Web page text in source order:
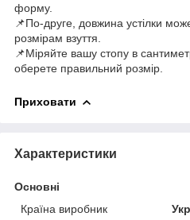
форму.
📌По-друге, довжина устілки
розмірам взуття.
📌Міряйте вашу стопу в
оберете правильний розмір.
Приховати
Характеристики
Основні
Країна виробник